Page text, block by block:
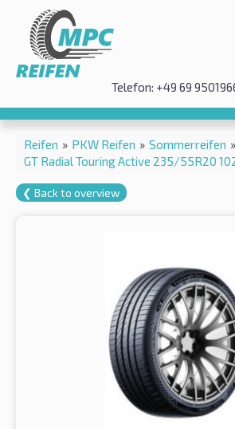
Telefon: +49 69
Reifen » PKW Reifen » Sommerreifen »
GT Radial Touring Active 235/55R20
❮ Back to overview